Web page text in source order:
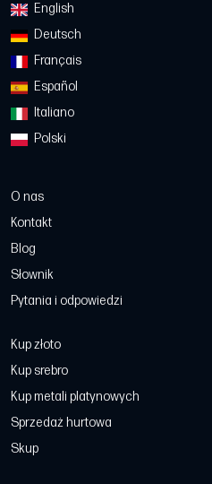
English
Deutsch
Français
Español
Italiano
Polski
O nas
Kontakt
Blog
Słownik
Pytania i odpowiedzi
Kup złoto
Kup srebro
Kup metali platynowych
Sprzedaż hurtowa
Skup